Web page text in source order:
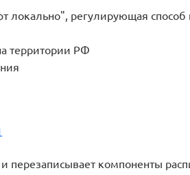
регулирующая
территории РФ
перезаписывает компоненты